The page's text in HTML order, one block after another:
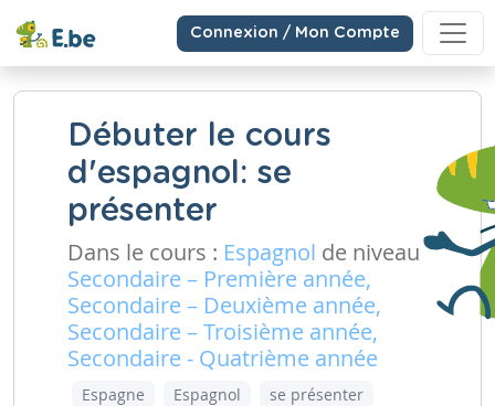
Connexion / Mon Compte
Débuter le cours
d'espagnol: se
présenter
Dans le cours : Espagnol de niveau
Secondaire – Première année,
Secondaire – Deuxième année,
Secondaire – Troisième année,
Secondaire - Quatrième année
Espagne Espagnol
se présenter